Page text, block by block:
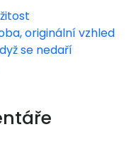
originální vzhled
se nedaří